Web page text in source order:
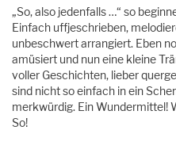
„So, also jedenfalls …“ so
Einfach uffjeschrieben,
unbeschwert arrangiert. Eben
amüsiert und nun eine kleine
voller Geschichten, lieber
sind nicht so einfach in ein
merkwürdig. Ein Wundermittel!
So!